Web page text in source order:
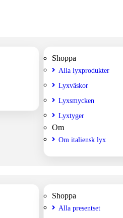
Shoppa
Alla lyxprodukter
Lyxväskor
Lyxsmycken
Lyxtyger
Om
Om italiensk lyx
Shoppa
Alla presentset